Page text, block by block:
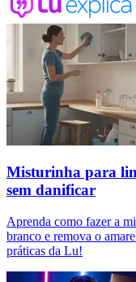
Misturinha para
sem danificar
Aprenda como fazer a
branco e remova o
práticas da Lu!